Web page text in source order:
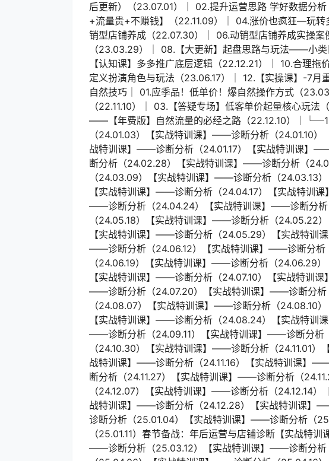
后更新）（23.07.01）│ 02.提升运营思路 学好数据分
+流量贵+不赚钱】（22.11.09）│ 04.涨价也疯狂—玩
销型店铺养成（22.07.30）│ 06.动销型店铺养成实操
（23.03.29）│ 08.【大更新】起盘思路与玩法——小
【认知课】多多推广底层逻辑（22.12.21）│ 10.合理
定义扮演角色与玩法（23.06.17）│ 12.【实操课】-7
自然技巧│ 01.应季品！低单价！爆自然操作方式（
（22.11.10）│ 03.【答疑专场】低客单价起量核心玩法
——【年费版】自然流量的必经之路（22.12.10）
（24.01.03）【实战特训课】——诊断分析（24.01.10
战特训课】——诊断分析（24.01.17）【实战特训课】
断分析（24.02.28）【实战特训课】——诊断分析（
（24.03.09）【实战特训课】——诊断分析（24.03.13
【实战特训课】——诊断分析（24.04.17）【实战特训
——诊断分析（24.04.24）【实战特训课】——诊断分
（24.05.18）【实战特训课】——诊断分析（24.05.22
【实战特训课】——诊断分析（24.05.29）【实战特训
——诊断分析（24.06.12）【实战特训课】——诊断分
（24.06.19）【实战特训课】——诊断分析（24.06.29
【实战特训课】——诊断分析（24.07.10）【实战特训
——诊断分析（24.07.20）【实战特训课】——诊断分
（24.08.07）【实战特训课】——诊断分析（24.08.10
【实战特训课】——诊断分析（24.08.24）【实战特训
——诊断分析（24.09.11）【实战特训课】——诊断分析
（24.10.30）【实战特训课】——诊断分析（24.11.01
战特训课】——诊断分析（24.11.16）【实战特训课】
断分析（24.11.27）【实战特训课】——诊断分析（
（24.12.07）【实战特训课】——诊断分析（24.12.14
战特训课】——诊断分析（24.12.28）【实战特训课】
诊断分析（25.01.04）【实战特训课】——诊断分析（
（25.01.11）春节备战：年后运营与店铺诊断【实战特
——诊断分析（25.03.12）【实战特训课】——诊断分